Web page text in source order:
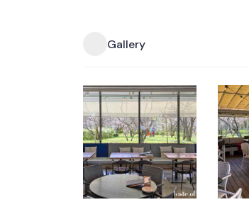
Gallery